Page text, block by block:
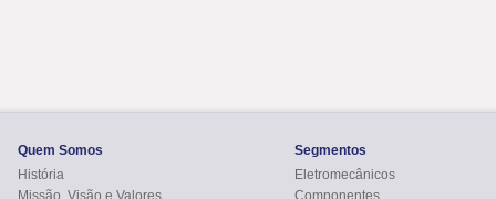
Quem Somos
História
Missão, Visão e Valores
Segmentos
Eletromecânicos
Componentes